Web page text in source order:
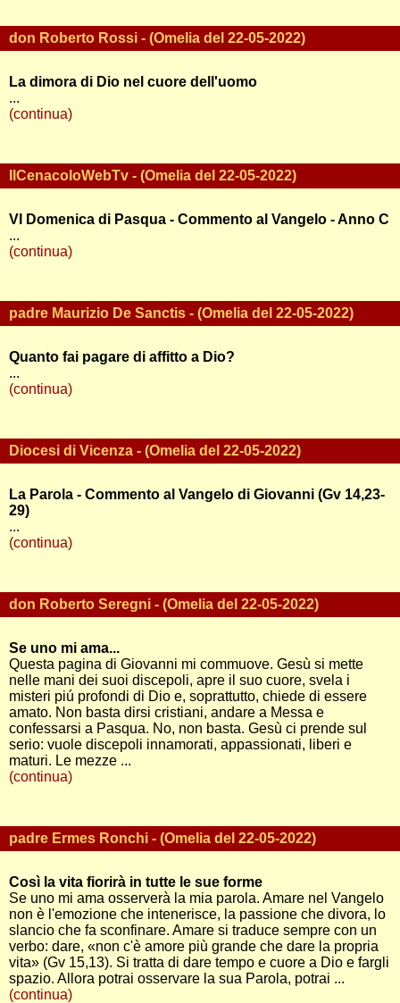
don Roberto Rossi - (Omelia del 22-05-2022)
La dimora di Dio nel cuore dell'uomo
...
(continua)
IlCenacoloWebTv - (Omelia del 22-05-2022)
VI Domenica di Pasqua - Commento al Vangelo - Anno C
...
(continua)
padre Maurizio De Sanctis - (Omelia del 22-05-2022)
Quanto fai pagare di affitto a Dio?
...
(continua)
Diocesi di Vicenza - (Omelia del 22-05-2022)
La Parola - Commento al Vangelo di Giovanni (Gv 14,23-
29)
...
(continua)
don Roberto Seregni - (Omelia del 22-05-2022)
Se uno mi ama...
Questa pagina di Giovanni mi commuove. Gesù si mette
nelle mani dei suoi discepoli, apre il suo cuore, svela i
misteri piú profondi di Dio e, soprattutto, chiede di essere
amato. Non basta dirsi cristiani, andare a Messa e
confessarsi a Pasqua. No, non basta. Gesù ci prende sul
serio: vuole discepoli innamorati, appassionati, liberi e
maturi. Le mezze ...
(continua)
padre Ermes Ronchi - (Omelia del 22-05-2022)
Così la vita fiorirà in tutte le sue forme
Se uno mi ama osserverà la mia parola. Amare nel Vangelo
non è l'emozione che intenerisce, la passione che divora, lo
slancio che fa sconfinare. Amare si traduce sempre con un
verbo: dare, «non c'è amore più grande che dare la propria
vita» (Gv 15,13). Si tratta di dare tempo e cuore a Dio e fargli
spazio. Allora potrai osservare la sua Parola, potrai ...
(continua)